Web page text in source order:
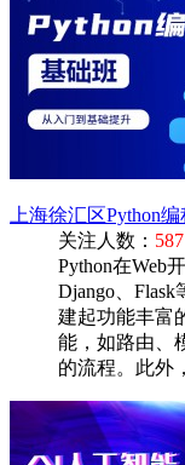
上海徐汇区Python
关注人数： 587
Python在Web
Django、
建起功能丰富
能，如路由、
的流程。此外